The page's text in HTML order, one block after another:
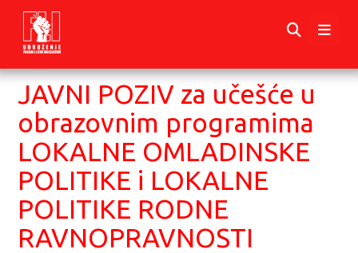
JAVNI POZIV za učešće u
obrazovnim programima
LOKALNE OMLADINSKE
POLITIKE i LOKALNE
POLITIKE RODNE
RAVNOPRAVNOSTI